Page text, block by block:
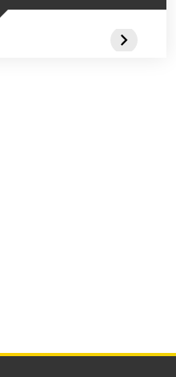
Portateis